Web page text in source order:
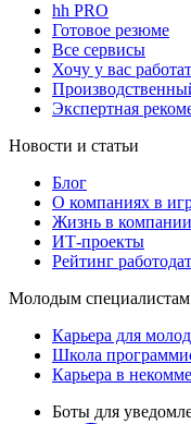
hh PRO
Готовое резюме
Все сервисы
Хочу у вас
Экспертная
Новости и статьи
Блог
О компаниях в
Жизнь в компании
ИТ-проекты
Рейтинг
Молодым специалистам
Карьера для
Школа
Карьера в
Боты для